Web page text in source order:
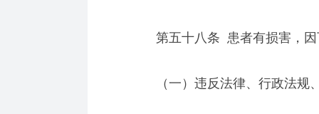
第五十八条 患者有损害，因
（一）违反法律、行政法规、